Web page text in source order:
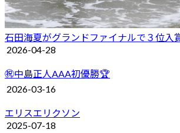
石田海夏がグランドファイナルで３位入
2026-04-28
㊗️中島正人AAA初優勝🏆
2026-03-16
エリスエリクソン
2025-07-18